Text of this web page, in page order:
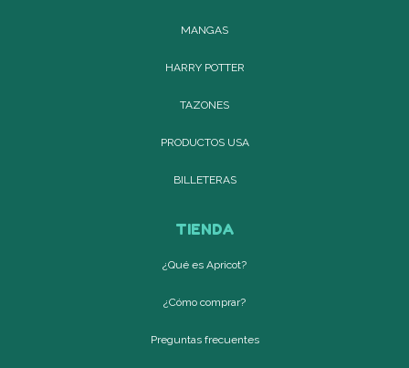
MANGAS
HARRY POTTER
TAZONES
PRODUCTOS USA
BILLETERAS
TIENDA
¿Qué es Apricot?
¿Cómo comprar?
Preguntas frecuentes